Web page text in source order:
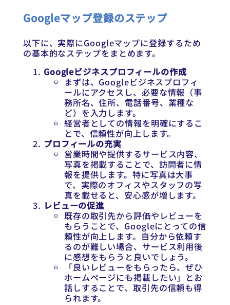
Googleマップ登録のステップ
以下に、実際にGoogleマップに登録するため
の基本的なステップをまとめます。
Googleビジネスプロフィールの作成
まずは、Googleビジネスプロフィ
ールにアクセスし、必要な情報（事
務所名、住所、電話番号、業種な
ど）を入力します。
経営者としての情報を明確にするこ
とで、信頼性が向上します。
プロフィールの充実
営業時間や提供するサービス内容、
写真を掲載することで、訪問者に情
報を提供します。特に写真は大事
で、実際のオフィスやスタッフの写
真を載せると、安心感が増します。
レビューの促進
既存の取引先から評価やレビューを
もらうことで、Googleにとっての信
頼性が向上します。自分から依頼す
るのが難しい場合、サービス利用後
に感想をもらうと良いでしょう。
「良いレビューをもらったら、ぜひ
ホームページにも掲載したい」とお
話しすることで、取引先の信頼も得
られます。